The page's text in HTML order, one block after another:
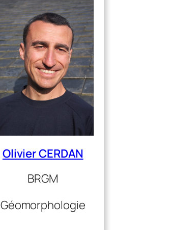
Olivier CERDAN
BRGM
Géomorphologie